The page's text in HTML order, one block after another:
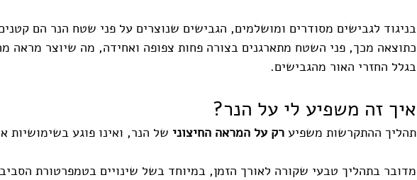
בניגוד לגבישים מסודרים ומושלמים, הגבישים שנוצרים על פני שטח הנר הם
כתוצאה מכך, פני השטח מתארגנים בצורה פחות צפופה ואחידה, מה שיוצר מראה
בגלל החזרי האור מהגבישים.
איך זה משפיע לי על הנר?
תהליך ההתקרשות משפיע רק על המראה החיצוני של הנר, ואינו פוגע בשימושיות
מדובר בתהליך טבעי שקורה לאורך הזמן, במיוחד בשל שינויים בטמפרטורת